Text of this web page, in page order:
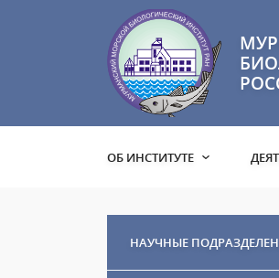
ОБ ИНСТИТУТЕ
НАУЧНЫЕ